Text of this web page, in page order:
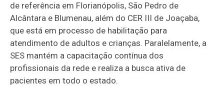
de referência em Florianópolis, São Pedro de
Alcântara e Blumenau, além do CER III de Joaçaba,
que está em processo de habilitação para
atendimento de adultos e crianças. Paralelamente, a
SES mantém a capacitação contínua dos
profissionais da rede e realiza a busca ativa de
pacientes em todo o estado.